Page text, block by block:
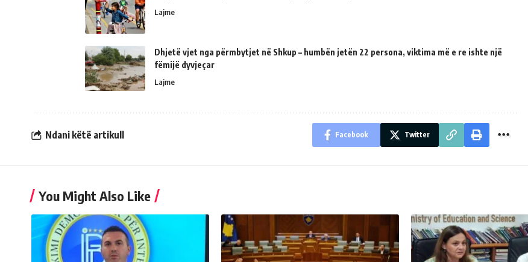
Lajme
Dhjetë vjet nga përmbytjet në Shkup – humbën jetën 22 persona, viktima më e re ishte një
fëmijë dyvjeçar
Lajme
Ndani këtë artikull Facebook Twitter
You Might Also Like